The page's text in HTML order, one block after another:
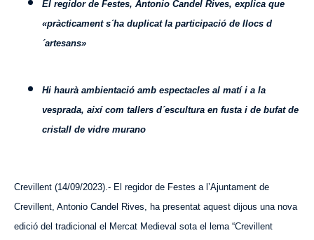
El regidor de Festes, Antonio Candel Rives, explica que
«pràcticament s´ha duplicat la participació de llocs d
´artesans»
Hi haurà ambientació amb espectacles al matí i a la
vesprada, així com tallers d´escultura en fusta i de bufat de
cristall de vidre murano
Crevillent (14/09/2023).- El regidor de Festes a l’Ajuntament de
Crevillent, Antonio Candel Rives, ha presentat aquest dijous una nova
edició del tradicional el Mercat Medieval sota el lema “Crevillent